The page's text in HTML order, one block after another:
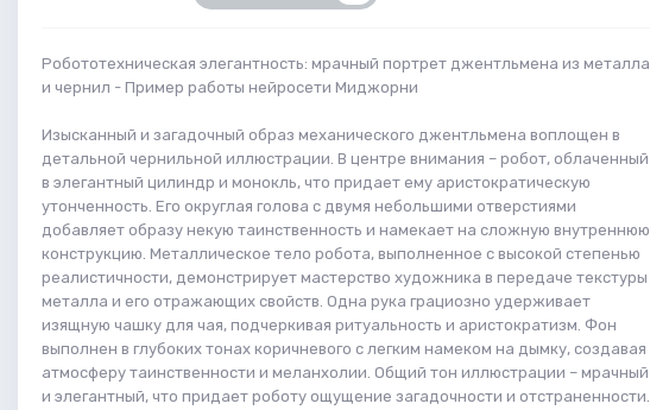
Робототехническая элегантность: мрачный портрет джентльмена из металла
и чернил - Пример работы нейросети Миджорни
Изысканный и загадочный образ механического джентльмена воплощен в
детальной чернильной иллюстрации. В центре внимания – робот, облаченный
в элегантный цилиндр и монокль, что придает ему аристократическую
утонченность. Его округлая голова с двумя небольшими отверстиями
добавляет образу некую таинственность и намекает на сложную внутреннюю
конструкцию. Металлическое тело робота, выполненное с высокой степенью
реалистичности, демонстрирует мастерство художника в передаче текстуры
металла и его отражающих свойств. Одна рука грациозно удерживает
изящную чашку для чая, подчеркивая ритуальность и аристократизм. Фон
выполнен в глубоких тонах коричневого с легким намеком на дымку, создавая
атмосферу таинственности и меланхолии. Общий тон иллюстрации – мрачный
и элегантный, что придает роботу ощущение загадочности и отстраненности.